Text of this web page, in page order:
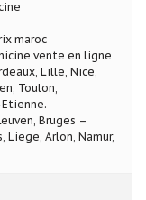
maroc
vente en ligne
Lille, Nice,
Toulon,
Bruges –
Liege, Arlon, Namur,